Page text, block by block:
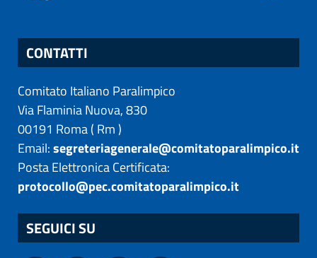
CONTATTI
Comitato Italiano Paralimpico
Via Flaminia Nuova, 830
00191 Roma( Rm)
Email:segreteriagenerale@comitatoparalimpico.it
Posta Elettronica Certificata:
protocollo@pec.comitatoparalimpico.it
SEGUICI SU